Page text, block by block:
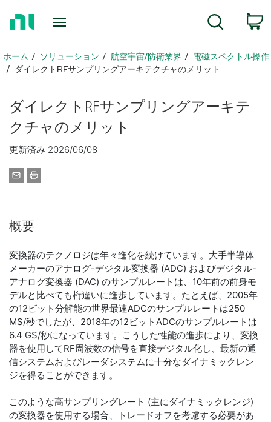
ペ
ー
ホーム ソリューション 航空宇宙/防衛業界
電磁スペクトル操作
ダイレクトRFサンプリングアーキテクチャのメリット
ダイレクト RFサンプリングアーキテ
クチャ のメリット
更新済み 2026/06/08
概要
変換器のテクノロジは年々進化を続けています。大手半導体
メーカーのアナログ-デジタル変換器 (ADC) およびデジタル-
アナログ変換器 (DAC) のサンプルレートは、10年前の前身モ
デルと比べても桁違いに進歩しています。たとえば、2005年
の12ビット分解能の世界最速ADCのサンプルレートは250
MS/秒でしたが、2018年の12ビットADCのサンプルレートは
6.4 GS/秒になっています。こうした性能の進歩により、変換
器を使用してRF周波数の信号を直接デジタル化し、最新の通
信システムおよびレーダシステムに十分なダイナミックレン
ジを得ることができます。
このような高サンプリングレート (主にダイナミックレンジ)
の変換器を使用する場合、トレードオフを考慮する必要があ